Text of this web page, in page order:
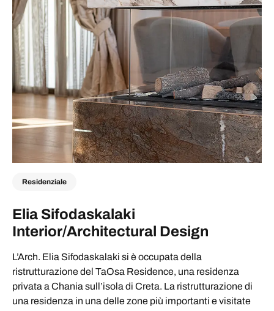
Residenziale
Elia Sifodaskalaki
Interior/Architectural Design
L’Arch. Elia Sifodaskalaki si è occupata della
ristrutturazione del TaOsa Residence, una residenza
privata a Chania sull’isola di Creta. La ristrutturazione di
una residenza in una delle zone più importanti e visitate